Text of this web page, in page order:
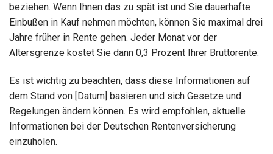
beziehen. Wenn Ihnen das zu spät ist und Sie dauerhafte
Einbußen in Kauf nehmen möchten, können Sie maximal drei
Jahre früher in Rente gehen. Jeder Monat vor der
Altersgrenze kostet Sie dann 0,3 Prozent Ihrer Bruttorente.
Es ist wichtig zu beachten, dass diese Informationen auf
dem Stand von [Datum] basieren und sich Gesetze und
Regelungen ändern können. Es wird empfohlen, aktuelle
Informationen bei der Deutschen Rentenversicherung
einzuholen.